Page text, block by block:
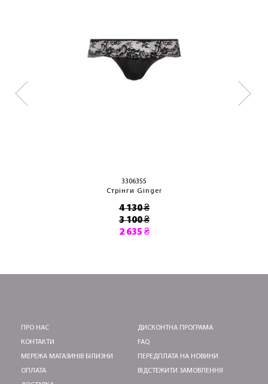
3306355
Стрінги Ginger
4 130 ₴
3 100 ₴
2 635 ₴
ПРО НАС
КОНТАКТИ
МЕРЕЖА МАГАЗИНІВ БІЛИЗНИ
ОПЛАТА
ДИСКОНТНА ПРОГРАМА
FAQ
ПЕРЕДПЛАТА НА НОВИНИ
ВІДСТЕЖИТИ ЗАМОВЛЕННЯ